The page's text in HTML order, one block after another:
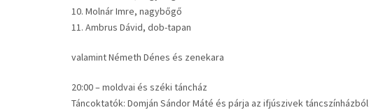
10. Molnár Imre, nagybőgő
11. Ambrus Dávid, dob-tapan
valamint Németh Dénes és zenekara
20:00 – moldvai és széki táncház
Táncoktatók: Domján Sándor Máté és párja az ifjúszivek táncszínházból